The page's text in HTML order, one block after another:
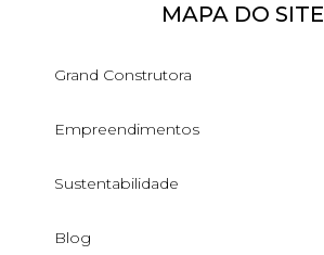
MAPA DO SITE
Grand Construtora
Empreendimentos
Sustentabilidade
Blog